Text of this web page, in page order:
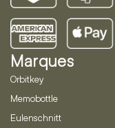
Marques
Orbitkey
Memobottle
Eulenschnitt